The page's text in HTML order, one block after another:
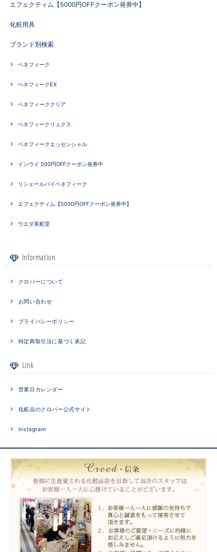
エフェクティム【5000円OFFクーポン発券中】
化粧用具
ブランド別検索
ベネフィーク
ベネフィークEX
ベネフィーククリア
ベネフィークリュクス
ベネフィークエッセンシャル
インウイ 500円OFFクーポン発券中
リシェールバイベネフィーク
エフェクティム【5000円OFFクーポン発券中】
ウエダ美粧堂
Information
クロバーについて
お問い合わせ
プライバシーポリシー
特定商取引法に基づく表記
Link
営業日カレンダー
化粧品のクロバー公式サイト
Instagram